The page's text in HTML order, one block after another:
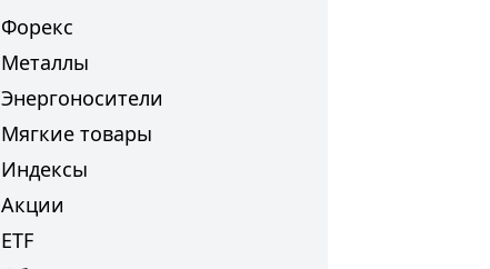
Форекс
Металлы
Энергоносители
Мягкие товары
Индексы
Акции
ETF